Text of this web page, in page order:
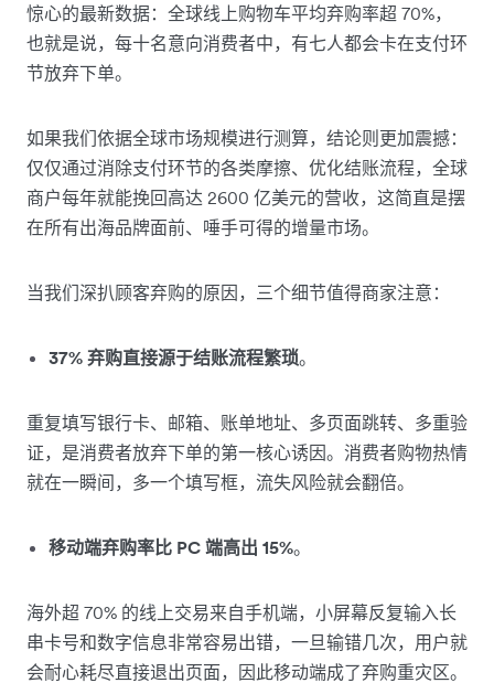
惊心的最新数据：全球线上购物车平均弃购率超 70%，
也就是说，每十名意向消费者中，有七人都会卡在支付环
节放弃下单。
如果我们依据全球市场规模进行测算，结论则更加震撼：
仅仅通过消除支付环节的各类摩擦、优化结账流程，全球
商户每年就能挽回高达 2600 亿美元的营收，这简直是摆
在所有出海品牌面前、唾手可得的增量市场。
当我们深扒顾客弃购的原因，三个细节值得商家注意：
37% 弃购直接源于结账流程繁琐。
重复填写银行卡、邮箱、账单地址、多页面跳转、多重验
证，是消费者放弃下单的第一核心诱因。消费者购物热情
就在一瞬间，多一个填写框，流失风险就会翻倍。
移动端弃购率比 PC 端高出 15%。
海外超 70% 的线上交易来自手机端，小屏幕反复输入长
串卡号和数字信息非常容易出错，一旦输错几次，用户就
会耐心耗尽直接退出页面，因此移动端成了弃购重灾区。